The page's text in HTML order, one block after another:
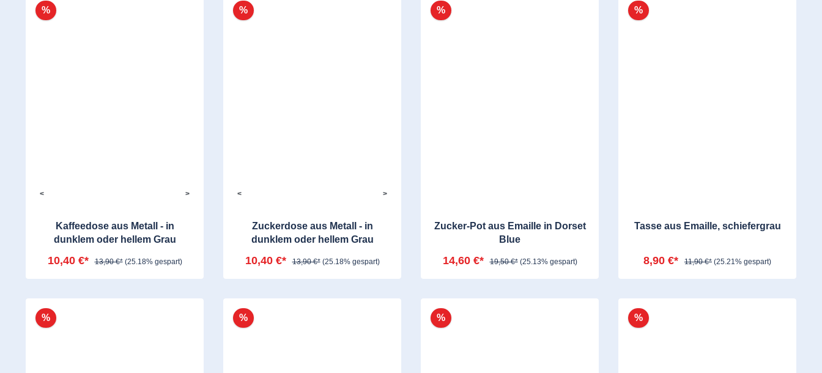
%
< >
Kaffeedose aus Metall - in
dunklem oder hellem Grau
10,40 €* 13,90 €* (25.18% gespart)
%
< >
Zuckerdose aus Metall - in
dunklem oder hellem Grau
10,40 €* 13,90 €* (25.18% gespart)
%
Zucker-Pot aus Emaille in Dorset
Blue
14,60 €* 19,50 €* (25.13% gespart)
%
Tasse aus Emaille, schiefergrau
8,90 €* 11,90 €* (25.21% gespart)
% % % %